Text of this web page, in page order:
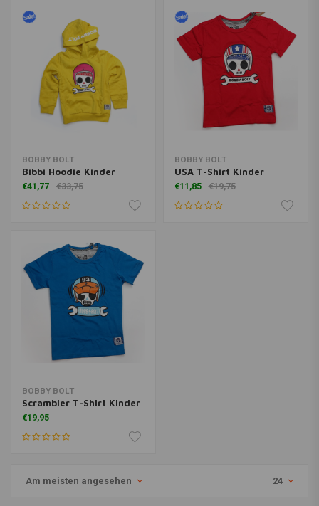
BOBBY BOLT
Bibbi Hoodie Kinder
€41,77 €33,75
BOBBY BOLT
USA T-Shirt Kinder
€11,85 €19,75
BOBBY BOLT
Scrambler T-Shirt Kinder
€19,95
Am meisten angesehen 24